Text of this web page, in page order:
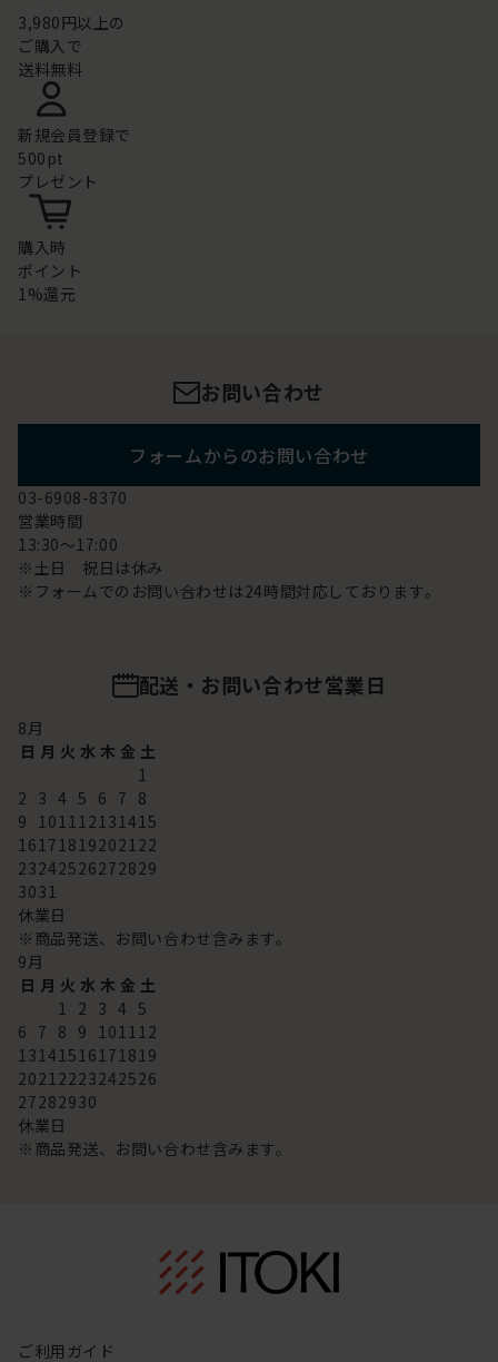
3,980円以上の
ご購入で
送料無料
新規会員登録で
500pt
プレゼント
購入時
ポイント
1%還元
お問い合わせ
フォームからのお問い合わせ
03-6908-8370
営業時間
13:30～17:00
※土日 祝日は休み
※フォームでのお問い合わせは24時間対応しております。
配送・お問い合わせ営業日
8月
日 月 火 水 木 金 土
1
2 3 4 5 6 7 8
9 101112131415
16171819202122
23242526272829
3031
休業日
※商品発送、お問い合わせ含みます。
9月
日 月 火 水 木 金 土
1 2 3 4 5
6 7 8 9 101112
13141516171819
20212223242526
27282930
休業日
※商品発送、お問い合わせ含みます。
ご利用ガイド